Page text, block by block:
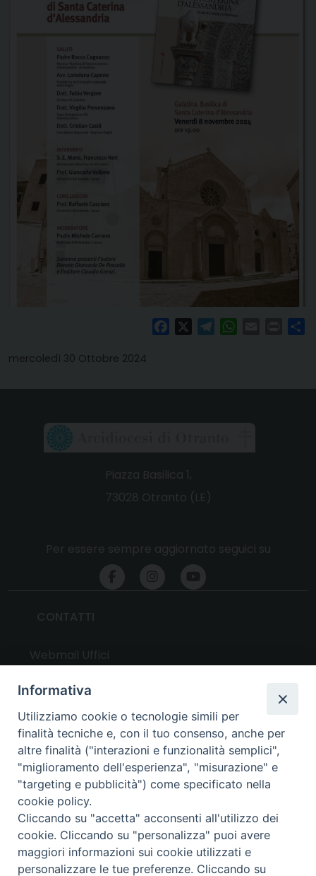
FacebookTelegramWhatsAppPrint
mercoledì 30 Ottobre 2024
UTILITY
News
Altri articoli
Notizie nazionali
Download
Amministrazione Trasparente
Informativa
Utilizziamo cookie o tecnologie simili per
finalità tecniche e, con il tuo consenso, anche per
altre finalità ("interazioni e funzionalità semplici",
"miglioramento dell'esperienza", "misurazione" e
"targeting e pubblicità") come specificato nella
cookie policy.
Cliccando su "accetta" acconsenti all'utilizzo dei
cookie. Cliccando su "personalizza" puoi avere
maggiori informazioni sui cookie utilizzati e
personalizzare le tue preferenze. Cliccando su